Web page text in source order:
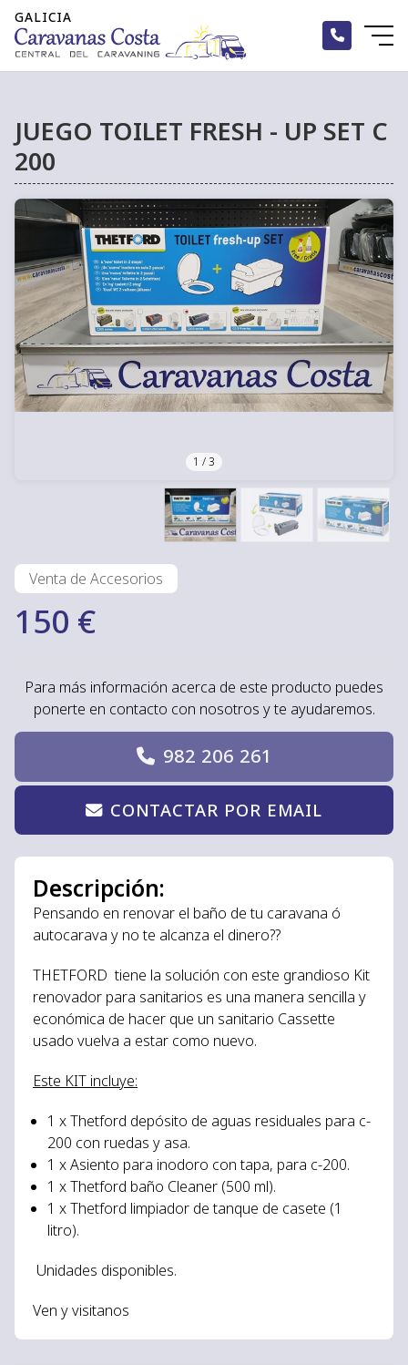
JUEGO TOILET FRESH - UP SET C
200
1 /3
Venta de Accesorios
150 €
Para más información acerca de este producto puedes
ponerte en contacto con nosotros y te ayudaremos.
982 206 261
CONTACTAR POR EMAIL
Descripción:
Pensando en renovar el baño de tu caravana ó
autocarava y no te alcanza el dinero??
THETFORD tiene la solución con este grandioso Kit
renovador para sanitarios es una manera sencilla y
económica de hacer que un sanitario Cassette
usado vuelva a estar como nuevo.
Este KIT incluye:
1 x Thetford depósito de aguas residuales para c-
200 con ruedas y asa.
1 x Asiento para inodoro con tapa, para c-200.
1 x Thetford baño Cleaner (500 ml).
1 x Thetford limpiador de tanque de casete (1
litro).
Unidades disponibles.
Ven y visitanos